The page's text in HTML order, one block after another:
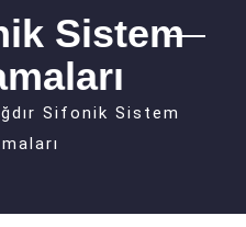
Sistem
Sifonik Sistem